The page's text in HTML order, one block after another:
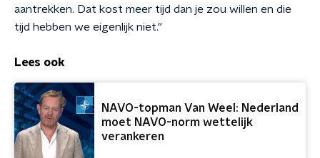
aantrekken. Dat kost meer tijd dan je zou willen en die
tijd hebben we eigenlijk niet."
Lees ook
NAVO-topman Van Weel: Nederland
moet NAVO-norm wettelijk
verankeren